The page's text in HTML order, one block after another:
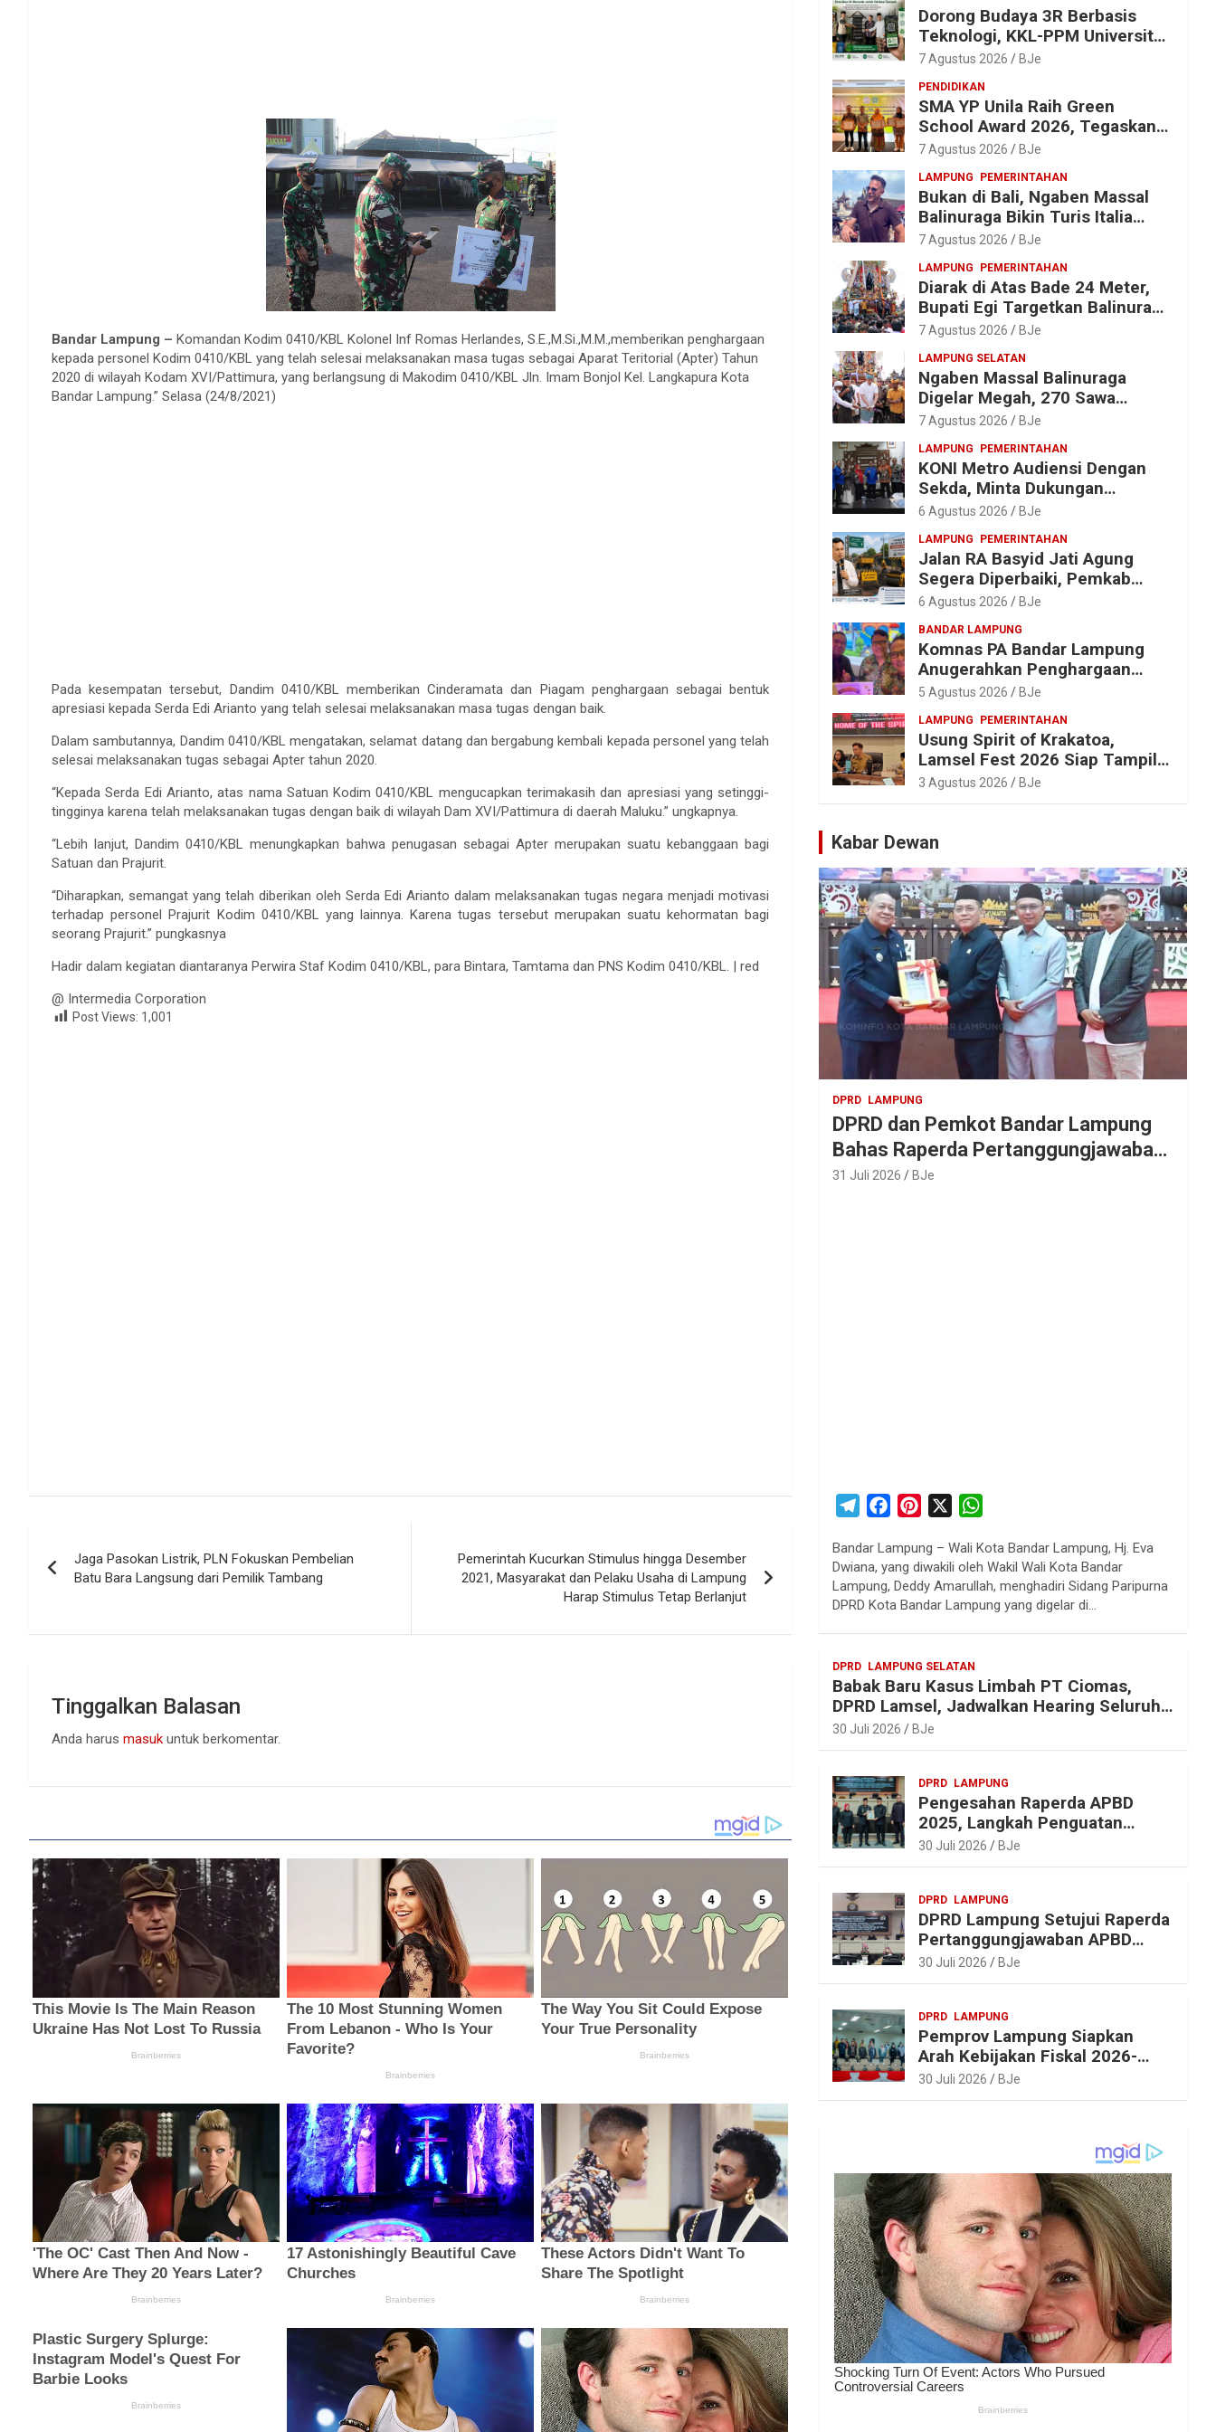
Bandar Lampung – Komandan Kodim 0410/KBL Kolonel Inf Romas Herlandes, S.E.,M.Si.,M.M.,memberikan penghargaan
kepada personel Kodim 0410/KBL yang telah selesai melaksanakan masa tugas sebagai Aparat Teritorial (Apter) Tahun
2020 di wilayah Kodam XVI/Pattimura, yang berlangsung di Makodim 0410/KBL Jln. Imam Bonjol Kel. Langkapura Kota
Bandar Lampung.” Selasa (24/8/2021)
Pada kesempatan tersebut, Dandim 0410/KBL memberikan Cinderamata dan Piagam penghargaan sebagai bentuk
apresiasi kepada Serda Edi Arianto yang telah selesai melaksanakan masa tugas dengan baik.
Dalam sambutannya, Dandim 0410/KBL mengatakan, selamat datang dan bergabung kembali kepada personel yang telah
selesai melaksanakan tugas sebagai Apter tahun 2020.
“Kepada Serda Edi Arianto, atas nama Satuan Kodim 0410/KBL mengucapkan terimakasih dan apresiasi yang setinggi-
tingginya karena telah melaksanakan tugas dengan baik di wilayah Dam XVI/Pattimura di daerah Maluku.” ungkapnya.
“Lebih lanjut, Dandim 0410/KBL menungkapkan bahwa penugasan sebagai Apter merupakan suatu kebanggaan bagi
Satuan dan Prajurit.
“Diharapkan, semangat yang telah diberikan oleh Serda Edi Arianto dalam melaksanakan tugas negara menjadi motivasi
terhadap personel Prajurit Kodim 0410/KBL yang lainnya. Karena tugas tersebut merupakan suatu kehormatan bagi
seorang Prajurit.” pungkasnya
Hadir dalam kegiatan diantaranya Perwira Staf Kodim 0410/KBL, para Bintara, Tamtama dan PNS Kodim 0410/KBL. | red
@ Intermedia Corporation
Post Views: 1,001
pos
Jaga Pasokan Listrik, PLN Fokuskan Pembelian
Batu Bara Langsung dari Pemilik Tambang
Pemerintah Kucurkan Stimulus hingga Desember
2021, Masyarakat dan Pelaku Usaha di Lampung
Harap Stimulus Tetap Berlanjut
Tinggalkan Balasan
Anda harus masuk untuk berkomentar.
Dorong Budaya 3R Berbasis
Teknologi, KKL-PPM Universitas
Malahayati Kenalkan AI Barcode
7 Agustus 2026 BJe
PENDIDIKAN
SMA YP Unila Raih Green
School Award 2026, Tegaskan
Komitmen Wujudkan Sekolah
7 Agustus 2026 BJe
LAMPUNG PEMERINTAHAN
Bukan di Bali, Ngaben Massal
Balinuraga Bikin Turis Italia
Terpukau, Puluhan Ribu Orang
7 Agustus 2026 BJe
LAMPUNG PEMERINTAHAN
Diarak di Atas Bade 24 Meter,
Bupati Egi Targetkan Balinuraga
Jadi Desa Wisata Budaya 2027
7 Agustus 2026 BJe
LAMPUNG SELATAN
Ngaben Massal Balinuraga
Digelar Megah, 270 Sawa
Diantar dalam Tradisi Suci yang
7 Agustus 2026 BJe
LAMPUNG PEMERINTAHAN
KONI Metro Audiensi Dengan
Sekda, Minta Dukungan
Anggaran Jelang Porprov X
6 Agustus 2026 BJe
LAMPUNG PEMERINTAHAN
Jalan RA Basyid Jati Agung
Segera Diperbaiki, Pemkab
Lampung Selatan Alokasikan
6 Agustus 2026 BJe
BANDAR LAMPUNG
Komnas PA Bandar Lampung
Anugerahkan Penghargaan
kepada Kombes Pol. Alfret
5 Agustus 2026 BJe
LAMPUNG PEMERINTAHAN
Usung Spirit of Krakatoa,
Lamsel Fest 2026 Siap Tampil
Lebih Spektakuler dengan
Empat Event Ikonik dan Deretan
3 Agustus 2026 BJe
Kabar Dewan
DPRD LAMPUNG
DPRD dan Pemkot Bandar Lampung
Bahas Raperda Pertanggungjawaban
APBD 2025
31 Juli 2026 BJe
l
e
g
m
c
e
b
k
n
t
e
s
a
s
Bandar Lampung – Wali Kota Bandar Lampung, Hj. Eva
Dwiana, yang diwakili oleh Wakil Wali Kota Bandar
Lampung, Deddy Amarullah, menghadiri Sidang Paripurna
DPRD Kota Bandar Lampung yang digelar di…
DPRD LAMPUNG SELATAN
Babak Baru Kasus Limbah PT Ciomas,
DPRD Lamsel, Jadwalkan Hearing Seluruh
Vendor
30 Juli 2026 BJe
DPRD LAMPUNG
Pengesahan Raperda APBD
2025, Langkah Penguatan
Akuntabilitas dan
Pembangunan Lampung
30 Juli 2026 BJe
DPRD LAMPUNG
DPRD Lampung Setujui Raperda
Pertanggungjawaban APBD
2025, Beri Sejumlah
Rekomendasi Perbaikan
30 Juli 2026 BJe
DPRD LAMPUNG
Pemprov Lampung Siapkan
Arah Kebijakan Fiskal 2026-
2027 yang Realistis dan
Berkelanjutan
30 Juli 2026 BJe